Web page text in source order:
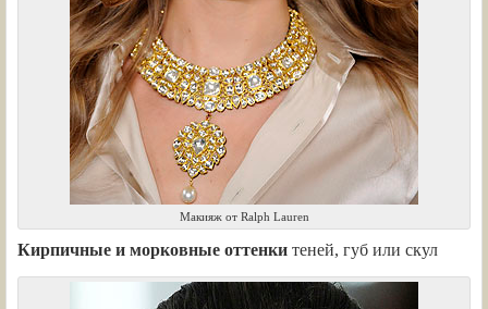
Макияж от Ralph Lauren
Кирпичные и морковные оттенки теней, губ или скул